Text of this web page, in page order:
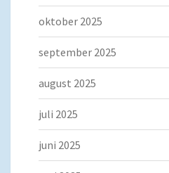
oktober 2025
september 2025
august 2025
juli 2025
juni 2025